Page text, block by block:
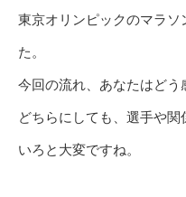
東京オリンピックのマラソ
た。
今回の流れ、あなたはどう
どちらにしても、選手や
いろと大変ですね。